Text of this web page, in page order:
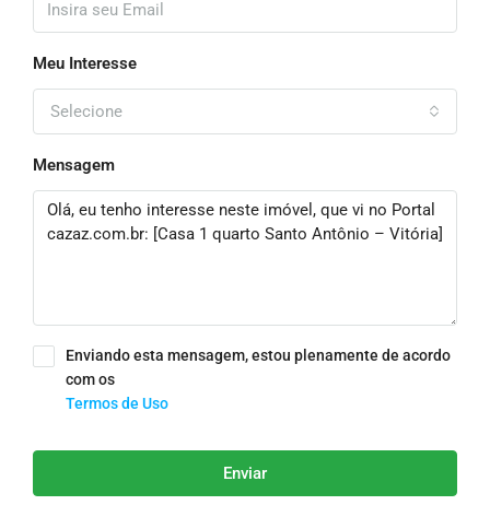
Meu Interesse
Selecione
Mensagem
Enviando esta mensagem, estou plenamente de acordo
com os
Termos de Uso
Enviar